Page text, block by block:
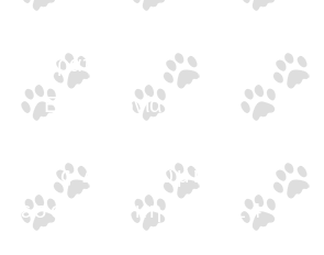
Τράπεζες
Επικοινωνία
Ιωνος Δραγούμη 14
Θεσσαλονίκη · 54624